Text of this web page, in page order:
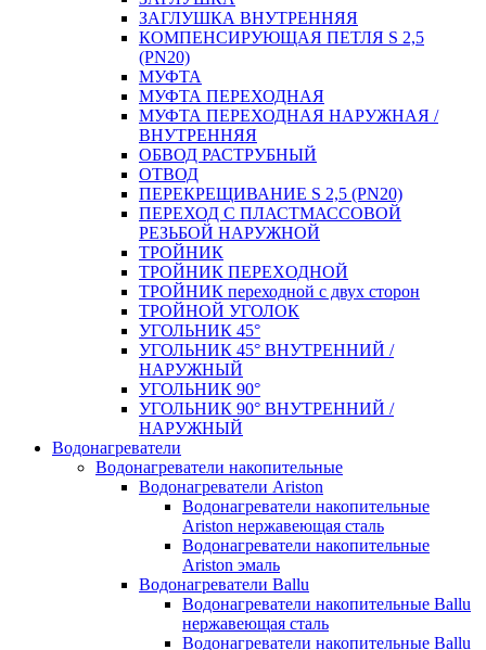
ЗАГЛУШКА ВНУТРЕННЯЯ
КОМПЕНСИРУЮЩАЯ ПЕТЛЯ S 2,5
(PN20)
МУФТА
МУФТА ПЕРЕХОДНАЯ
МУФТА ПЕРЕХОДНАЯ НАРУЖНАЯ /
ВНУТРЕННЯЯ
ОБВОД РАСТРУБНЫЙ
ОТВОД
ПЕРЕКРЕЩИВАНИЕ S 2,5 (PN20)
ПЕРЕХОД С ПЛАСТМАССОВОЙ
РЕЗЬБОЙ НАРУЖНОЙ
ТРОЙНИК
ТРОЙНИК ПЕРЕXОДНОЙ
ТРОЙНИК переходной с двух сторон
ТРОЙНОЙ УГОЛОК
УГОЛЬНИК 45°
УГОЛЬНИК 45° ВНУТРЕННИЙ /
НАРУЖНЫЙ
УГОЛЬНИК 90°
УГОЛЬНИК 90° ВНУТРЕННИЙ /
НАРУЖНЫЙ
Водонагреватели
Водонагреватели накопительные
Водонагреватели Ariston
Водонагреватели накопительные
Ariston нержавеющая сталь
Водонагреватели накопительные
Ariston эмаль
Водонагреватели Ballu
Водонагреватели накопительные Ballu
нержавеющая сталь
Водонагреватели накопительные Ballu